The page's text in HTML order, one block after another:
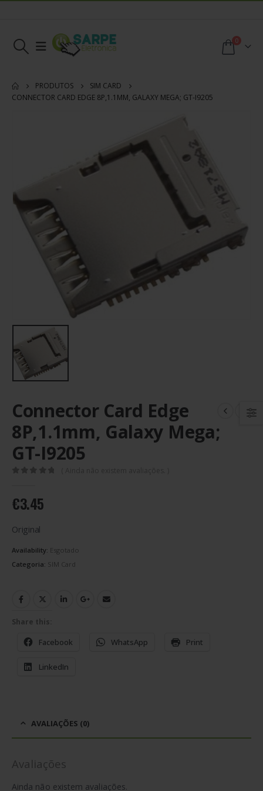
0
PRODUTOS
SIM CARD
CONNECTOR CARD EDGE 8P,1.1MM, GALAXY MEGA; GT-I9205
Connector Card Edge
8P,1.1mm, Galaxy Mega;
GT-I9205
€3.45
Original
Availability: Esgotado
Categoria: SIM Card
Share this:
Facebook WhatsApp Print
LinkedIn
AVALIAÇÕES (0)
Avaliações
Ainda não existem avaliações.